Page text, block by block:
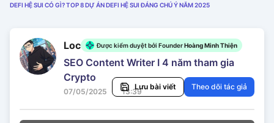
DEFI HỆ SUI CÓ GÌ? TOP 8 DỰ ÁN DEFI HỆ SUI ĐÁNG CHÚ Ý NĂM 2025
Loc Được kiểm duyệt bởi FounderHoàng Minh Thiện
SEO Content Writer I 4 năm tham gia
Crypto
07/05/2025 13:39
Lưu bài viết Theo dõi tác giả